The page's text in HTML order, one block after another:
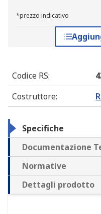
*prezzo indicativo
Codice RS:
Costruttore:
Specifiche
Documentazione
Normative
Dettagli prodotto